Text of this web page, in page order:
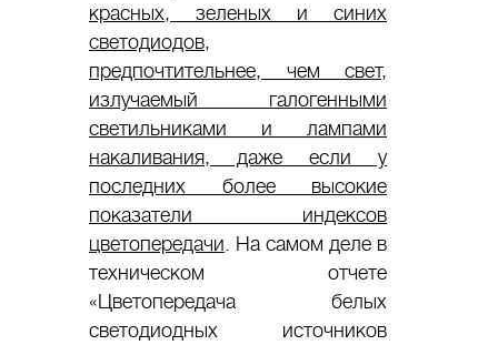
красных, зеленых и синих
светодиодов,
предпочтительнее, чем свет,
излучаемый галогенными
светильниками и лампами
накаливания, даже если у
последних более высокие
показатели индексов
цветопередачи. На самом деле в
техническом отчете
«Цветопередача белых
светодиодных источников